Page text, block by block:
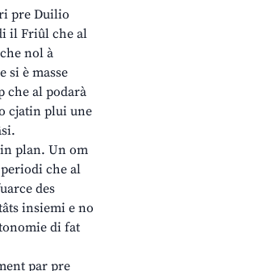
pre Duilio
il Friûl che al
nol à
si è masse
che al podarà
cjatin plui une
plan. Un om
che al
des
insiemi e no
di fat
par pre